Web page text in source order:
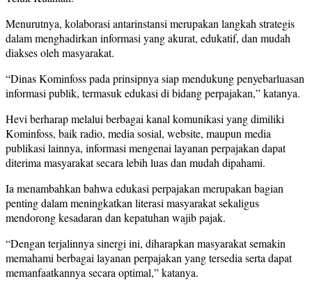
Menurutnya, kolaborasi antarinstansi merupakan langkah strategis
dalam menghadirkan informasi yang akurat, edukatif, dan mudah
diakses oleh masyarakat.
“Dinas Kominfoss pada prinsipnya siap mendukung penyebarluasan
informasi publik, termasuk edukasi di bidang perpajakan,” katanya.
Hevi berharap melalui berbagai kanal komunikasi yang dimiliki
Kominfoss, baik radio, media sosial, website, maupun media
publikasi lainnya, informasi mengenai layanan perpajakan dapat
diterima masyarakat secara lebih luas dan mudah dipahami.
Ia menambahkan bahwa edukasi perpajakan merupakan bagian
penting dalam meningkatkan literasi masyarakat sekaligus
mendorong kesadaran dan kepatuhan wajib pajak.
“Dengan terjalinnya sinergi ini, diharapkan masyarakat semakin
memahami berbagai layanan perpajakan yang tersedia serta dapat
memanfaatkannya secara optimal,” katanya.